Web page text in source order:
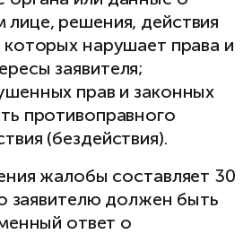
решения, действия
которых нарушает права и
заявителя;
прав и законных
противоправного
(бездействия).
жалобы составляет 30
заявителю должен быть
ответ о